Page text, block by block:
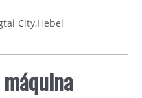
City,Hebei